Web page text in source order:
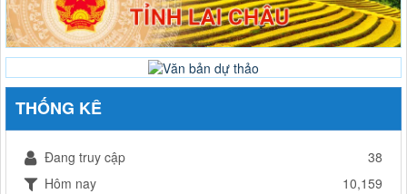
THỐNG KÊ
Đang truy cập
38
Hôm nay
10,159